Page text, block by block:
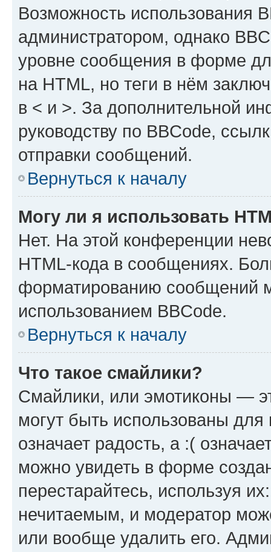
Возможность использования
администратором, однако
уровне сообщения в форме
на HTML, но теги в нём
в < и >. За дополнительной
руководству по BBCode,
отправки сообщений.
Вернуться к началу
Могу ли я использовать
Нет. На этой конференции
HTML-кода в сообщениях.
форматированию сообщений
использованием BBCode.
Вернуться к началу
Что такое смайлики?
Смайлики, или эмотиконы —
могут быть использованы
означает радость, а :(
можно увидеть в форме
перестарайтесь, используя
нечитаемым, и модератор
или вообще удалить его.